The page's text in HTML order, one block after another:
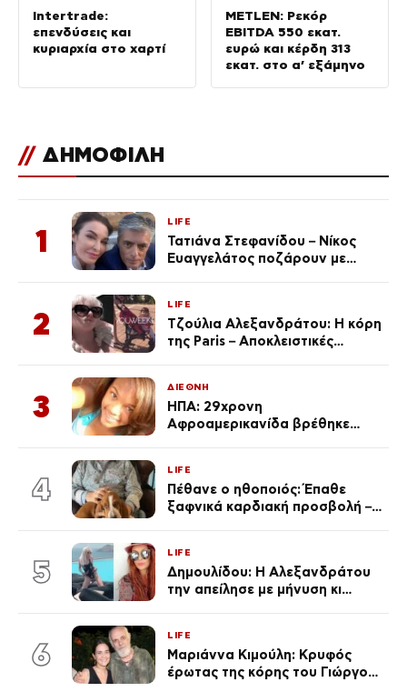
Intertrade:
επενδύσεις και
κυριαρχία στο χαρτί
METLEN: Ρεκόρ
EBITDA 550 εκατ.
ευρώ και κέρδη 313
εκατ. στο α’ εξάμηνο
// ΔΗΜΟΦΙΛΗ
1
LIFE
Τατιάνα Στεφανίδου – Νίκος
Ευαγγελάτος ποζάρουν με
2
LIFE
Τζούλια Αλεξανδράτου: Η κόρη
της Paris – Αποκλειστικές
3
ΔΙΕΘΝΗ
ΗΠΑ: 29χρονη
Αφροαμερικανίδα βρέθηκε
4
LIFE
Πέθανε ο ηθοποιός: Έπαθε
ξαφνικά καρδιακή προσβολή – Η
5
LIFE
Δημουλίδου: Η Αλεξανδράτου
την απείλησε με μήνυση κι
ποια είσαι σοκαρίστικα»
6
LIFE
Μαριάννα Κιμούλη: Κρυφός
έρωτας της κόρης του Γιώργου,